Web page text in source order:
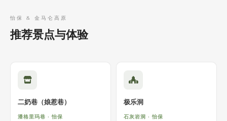
怡保 & 金马仑高原
推荐景点与体验
二奶巷（娘惹巷）
潘格里玛巷 · 怡保
极乐洞
石灰岩洞 · 怡保